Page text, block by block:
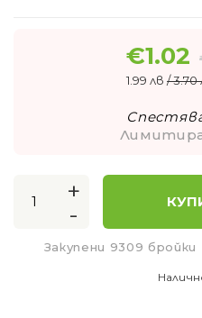
€1.02
1.99 лв / 3.70
+
-
Закупени 9309 бройки